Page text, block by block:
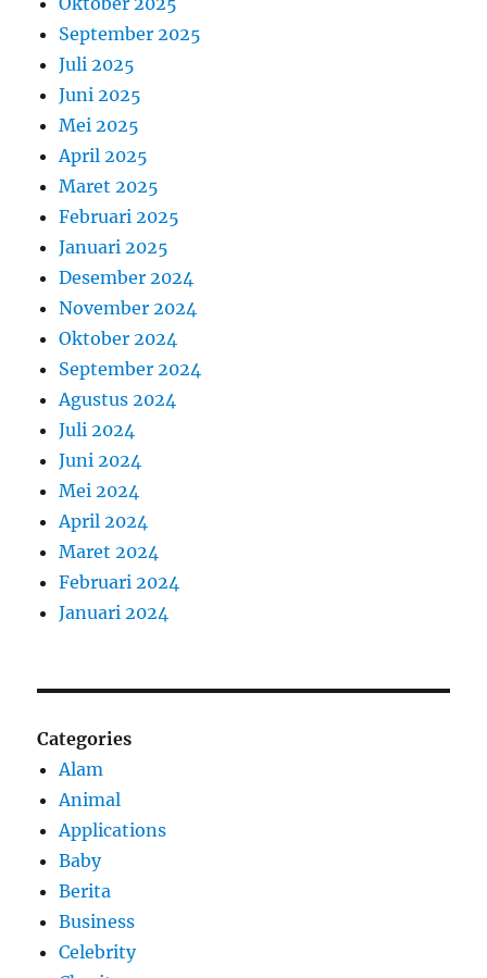
September 2025
Juli 2025
Juni 2025
Mei 2025
April 2025
Maret 2025
Februari 2025
Januari 2025
Desember 2024
November 2024
Oktober 2024
September 2024
Agustus 2024
Juli 2024
Juni 2024
Mei 2024
April 2024
Maret 2024
Februari 2024
Januari 2024
Categories
Alam
Animal
Applications
Baby
Berita
Business
Celebrity